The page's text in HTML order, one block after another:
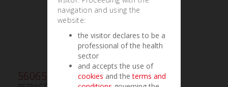
560650
navigation and using the
website:
the visitor declares to be a
professional of the health
sector
and accepts the use of
cookies and theterms and